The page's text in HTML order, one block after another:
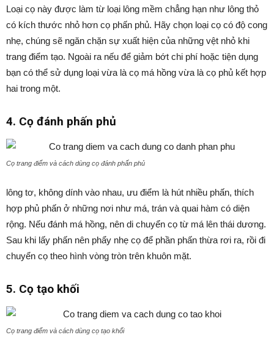
Loại cọ này được làm từ loại lông mềm chẳng hạn như lông thỏ
có kích thước nhỏ hơn cọ phấn phủ. Hãy chọn loại cọ có độ cong
nhẹ, chúng sẽ ngăn chặn sự xuất hiện của những vệt nhỏ khi
trang điểm tạo. Ngoài ra nếu để giảm bớt chi phí hoặc tiện dụng
bạn có thể sử dụng loại vừa là cọ má hồng vừa là cọ phủ kết hợp
hai trong một.
4. Cọ đánh phấn phủ
Cọ trang điểm và cách dùng cọ đánh phấn phủ
lông tơ, không dính vào nhau, ưu điểm là hút nhiều phấn, thích
hợp phủ phấn ở những nơi như má, trán và quai hàm có diện
rộng. Nếu đánh má hồng, nên di chuyển cọ từ má lên thái dương.
Sau khi lấy phấn nên phẩy nhẹ cọ để phần phấn thừa rơi ra, rồi đi
chuyển cọ theo hình vòng tròn trên khuôn mặt.
5. Cọ tạo khối
Cọ trang điểm và cách dùng cọ tạo khối